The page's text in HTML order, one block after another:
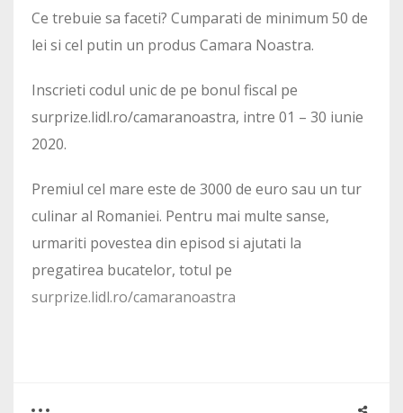
Ce trebuie sa faceti? Cumparati de minimum 50 de
lei si cel putin un produs Camara Noastra.
Inscrieti codul unic de pe bonul fiscal pe
surprize.lidl.ro/camaranoastra, intre 01 – 30 iunie
2020.
Premiul cel mare este de 3000 de euro sau un tur
culinar al Romaniei. Pentru mai multe sanse,
urmariti povestea din episod si ajutati la
pregatirea bucatelor, totul pe
surprize.lidl.ro/camaranoastra